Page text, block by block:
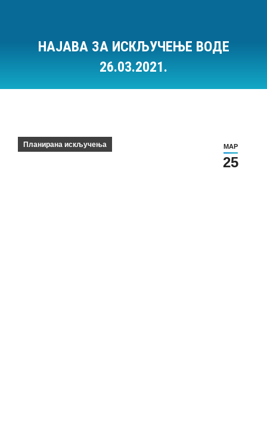
НАЈАВА ЗА ИСКЉУЧЕЊЕ ВОДЕ
26.03.2021.
МАР
25
Планирана искључења